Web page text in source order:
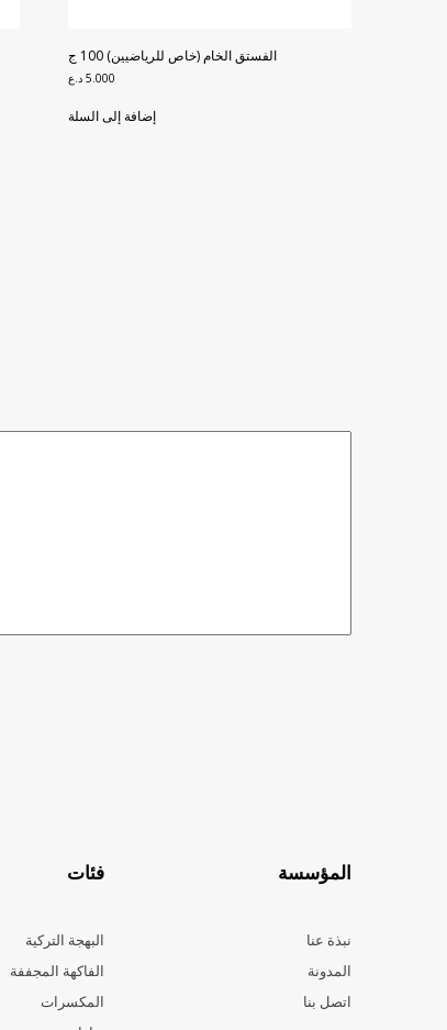
الفستق الخام (خاص للرياضيين) 100 ج
5.000 د.ع
إضافة إلى السلة
المؤسسة
نبذة عنا
المدونة
اتصل بنا
فئات
البهجة التركية
الفاكهة المجففة
المكسرات